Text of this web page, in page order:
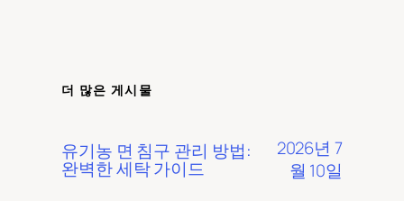
더 많은 게시물
유기농 면 침구 관리 방법:
완벽한 세탁 가이드
2026년 7
월 10일